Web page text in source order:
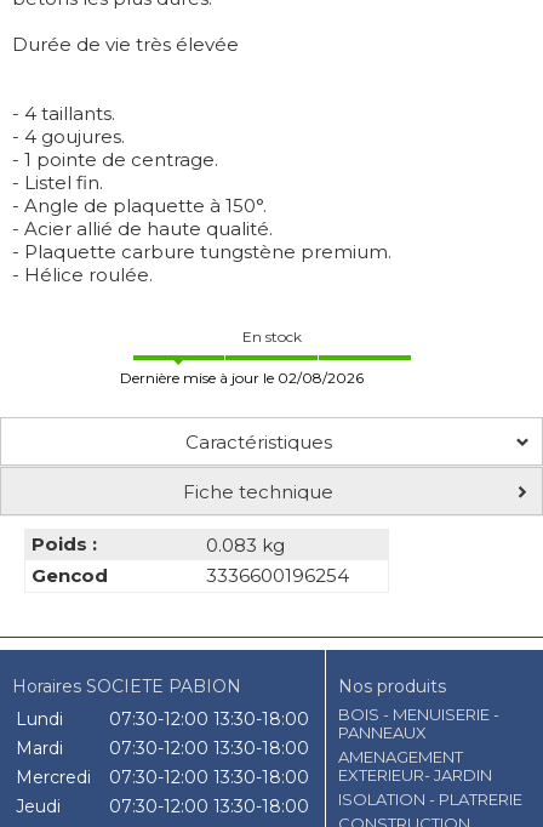
Durée de vie très élevée
- 4 taillants.
- 4 goujures.
- 1 pointe de centrage.
- Listel fin.
- Angle de plaquette à 150°.
- Acier allié de haute qualité.
- Plaquette carbure tungstène premium.
- Hélice roulée.
En stock
Dernière mise à jour le 02/08/2026
Caractéristiques
Fiche technique
Poids :
0.083 kg
Gencod
3336600196254
Horaires SOCIETE PABION
Lundi
07:30-12:00 13:30-18:00
Mardi
07:30-12:00 13:30-18:00
Mercredi
07:30-12:00 13:30-18:00
Jeudi
07:30-12:00 13:30-18:00
Nos produits
BOIS - MENUISERIE -
PANNEAUX
AMENAGEMENT
EXTERIEUR- JARDIN
ISOLATION - PLATRERIE